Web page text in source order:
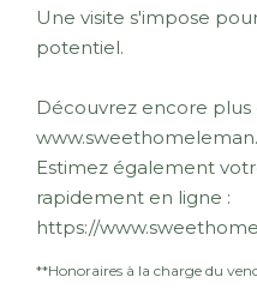
Une visite s'impose
potentiel.
Découvrez encore
Estimez également
rapidement en ligne :
https://
**Honoraires à la charge du